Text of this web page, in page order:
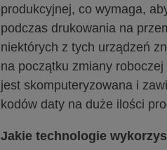
produkcyjnej, co wymaga,
podczas drukowania na
niektórych z tych urządzeń
na początku zmiany
jest skomputeryzowana i
kodów daty na duże ilości
Jakie technologie